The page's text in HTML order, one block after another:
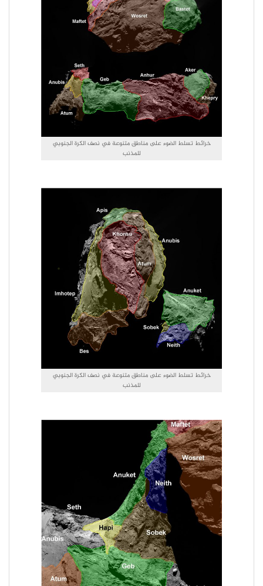
خرائط تسلط الضوء على مناطق متنوعة في نصف الكرة الجنوبي
للمذنب
خرائط تسلط الضوء على مناطق متنوعة في نصف الكرة الجنوبي
للمذنب